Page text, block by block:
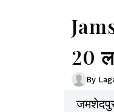
20
By